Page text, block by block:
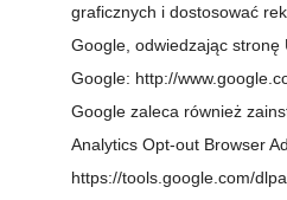
graficznych i dostosować
Google, odwiedzając stronę
Google: http://
Google zaleca również
Analytics Opt-out Browser
https://tools.google.com/